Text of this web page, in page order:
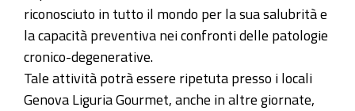
riconosciuto in tutto il mondo per la sua salubrità e
la capacità preventiva nei confronti delle patologie
cronico-degenerative.
Tale attività potrà essere ripetuta presso i locali
Genova Liguria Gourmet, anche in altre giornate,